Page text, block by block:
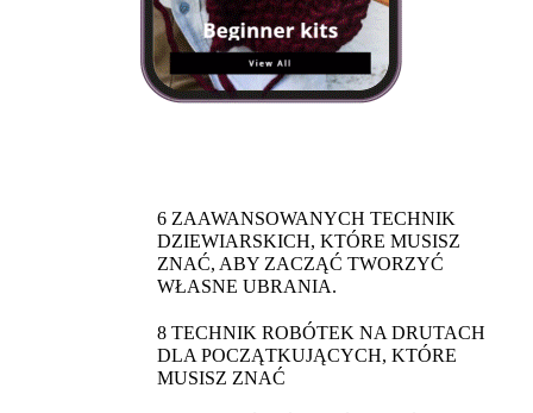
6 ZAAWANSOWANYCH TECHNIK
DZIEWIARSKICH, KTÓRE MUSISZ
ZNAĆ, ABY ZACZĄĆ TWORZYĆ
WŁASNE UBRANIA.
8 TECHNIK ROBÓTEK NA DRUTACH
DLA POCZĄTKUJĄCYCH, KTÓRE
MUSISZ ZNAĆ